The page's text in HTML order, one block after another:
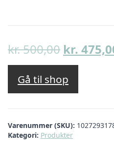
kr.500,00 Den
pris
var:
kr.
kr.
Gå til shop
Varenummer (SKU):
Kategori: Produkter